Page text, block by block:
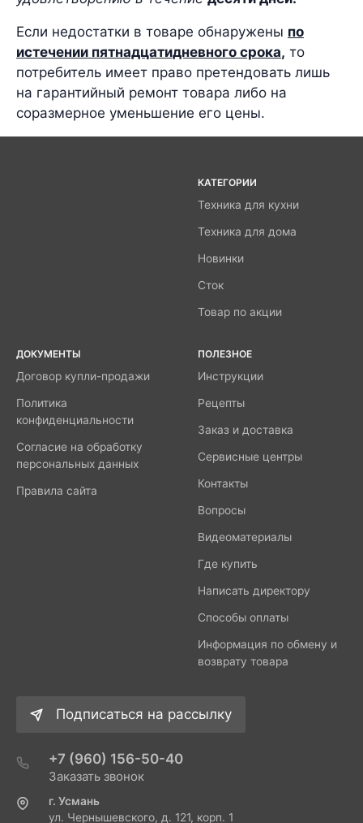
Если недостатки в товаре обнаружены по
истечении пятнадцатидневного срока, то
потребитель имеет право претендовать лишь
на гарантийный ремонт товара либо на
соразмерное уменьшение его цены.
КАТЕГОРИИ
Техника для кухни
Техника для дома
Новинки
Сток
Товар по акции
ДОКУМЕНТЫ
Договор купли-продажи
Политика
конфиденциальности
Согласие на обработку
персональных данных
Правила сайта
ПОЛЕЗНОЕ
Инструкции
Рецепты
Заказ и доставка
Сервисные центры
Контакты
Вопросы
Видеоматериалы
Где купить
Написать директору
Способы оплаты
Информация по обмену и
возврату товара
Подписаться на рассылку
+7 (960) 156-50-40
Заказать звонок
г. Усмань
ул. Чернышевского, д. 121, корп. 1